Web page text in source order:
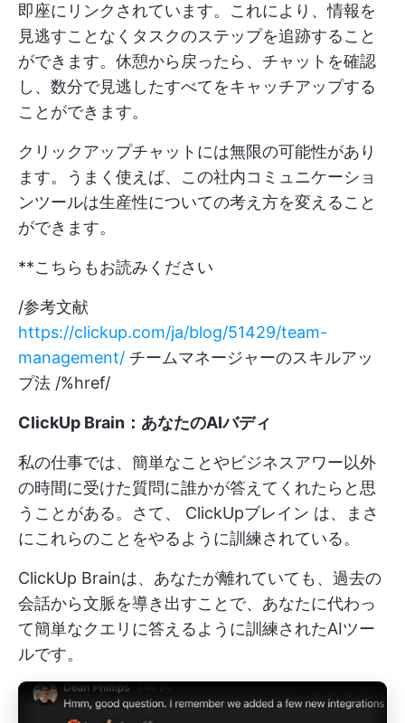
即座にリンクされています。これにより、情報を
見逃すことなくタスクのステップを追跡すること
ができます。休憩から戻ったら、チャットを確認
し、数分で見逃したすべてをキャッチアップする
ことができます。
クリックアップチャットには無限の可能性があり
ます。うまく使えば、この社内コミュニケーショ
ンツールは生産性についての考え方を変えること
ができます。
**こちらもお読みください
/参考文献
https://clickup.com/ja/blog/51429/team-
management/ チームマネージャーのスキルアッ
プ法 /%href/
ClickUp Brain：あなたのAIバディ
私の仕事では、簡単なことやビジネスアワー以外
の時間に受けた質問に誰かが答えてくれたらと思
うことがある。さて、 ClickUpブレイン は、まさ
にこれらのことをやるように訓練されている。
ClickUp Brainは、あなたが離れていても、過去の
会話から文脈を導き出すことで、あなたに代わっ
て簡単なクエリに答えるように訓練されたAIツー
ルです。